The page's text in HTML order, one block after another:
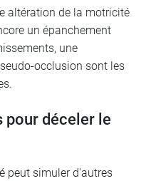
altération de la motricité
un épanchement
une
occlusion sont les
pour déceler le
peut simuler d'autres